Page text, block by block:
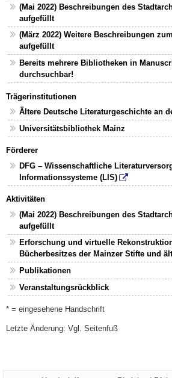
(Mai 2022) Beschreibungen des
aufgefüllt
(März 2022) Weitere Beschreibungen
aufgefüllt
Bereits mehrere Bibliotheken in
durchsuchbar!
Trägerinstitutionen
Ältere Deutsche Literaturgeschichte an
Universitätsbibliothek Mainz
Förderer
DFG – Wissenschaftliche
Informationssysteme (LIS)
Aktivitäten
(Mai 2022) Beschreibungen des
aufgefüllt
Erforschung und virtuelle
Bücherbesitzes der Mainzer Stifte und
Publikationen
Veranstaltungsrückblick
* = eingesehene Handschrift
Letzte Änderung: Vgl. Seitenfuß